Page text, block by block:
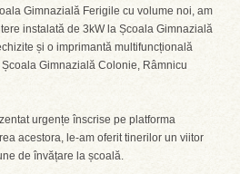
Gimnazială Ferigile cu volume noi, am
instalată de 3kW la Școala Gimnazială
și o imprimantă multifuncțională
Gimnazială Colonie, Râmnicu
urgențe înscrise pe platforma
acestora, le-am oferit tinerilor un viitor
de învățare la școală.